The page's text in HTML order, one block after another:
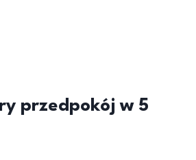
przedpokój w 5